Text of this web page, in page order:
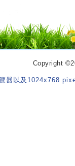
Copyright
器以及1024x768